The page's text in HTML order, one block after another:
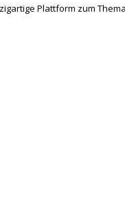
Plattform zum